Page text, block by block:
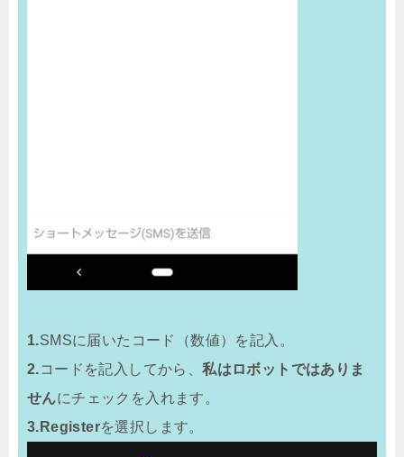
1.SMSに届いたコード（数値）を記入。
2.コードを記入してから、私はロボットではありま
せんにチェックを入れます。
3. Registerを選択します。